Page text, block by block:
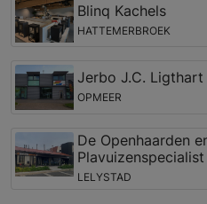
Blinq Kachels
HATTEMERBROEK
Jerbo J.C. Ligthart
OPMEER
De Openhaarden
Plavuizenspecialist
LELYSTAD